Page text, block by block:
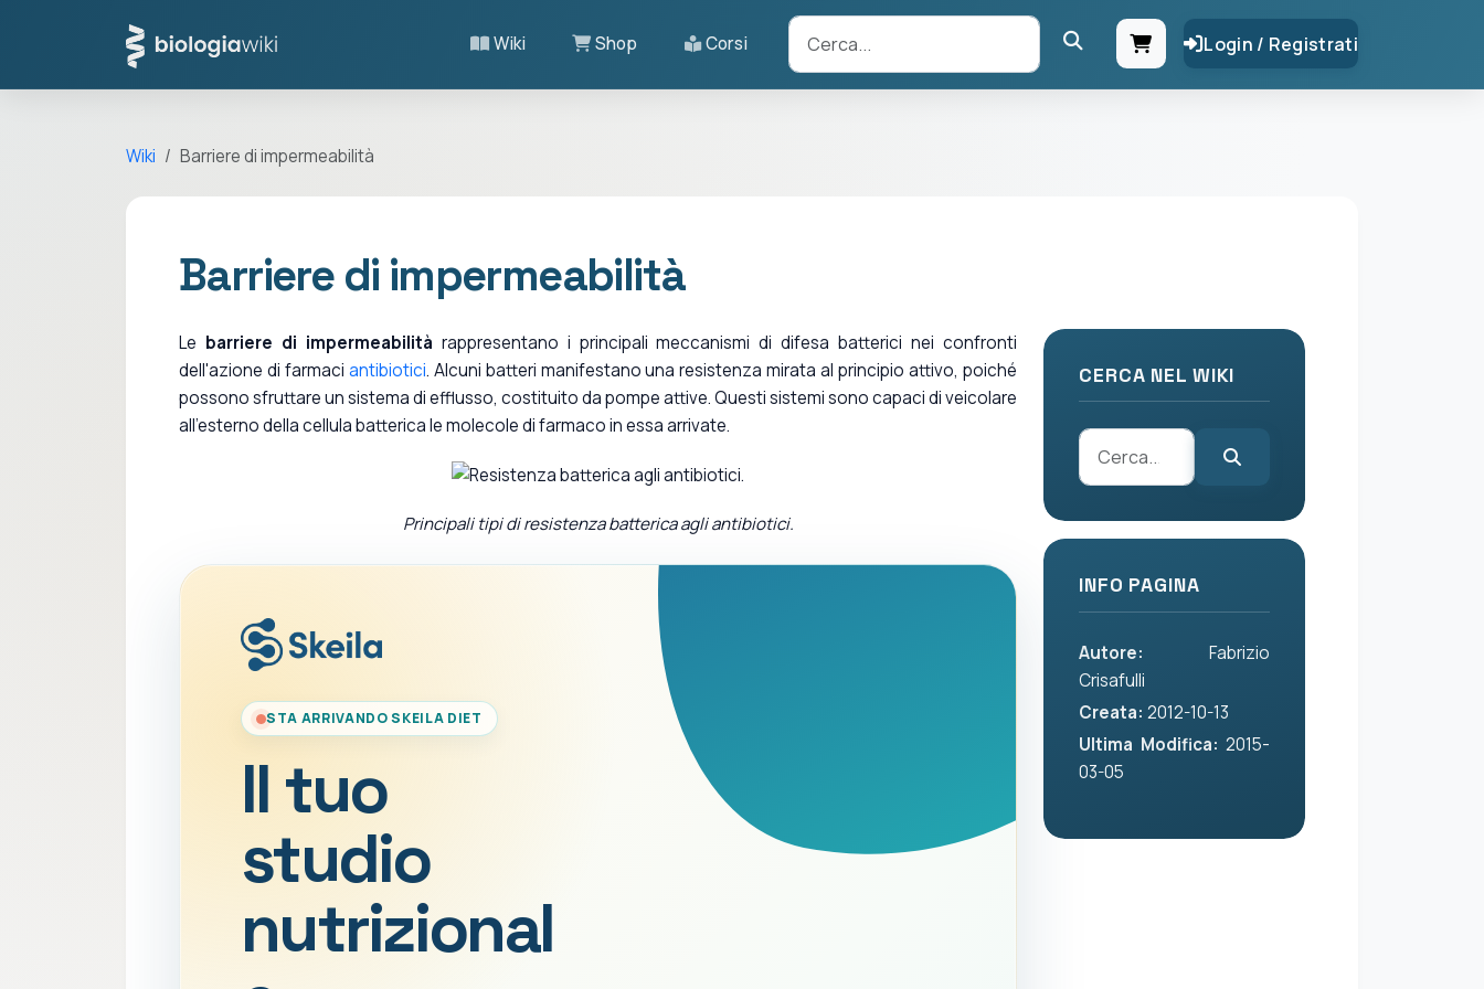
Wiki Shop Corsi Login / Registrati
Wiki Barriere di impermeabilità
Barriere di impermeabilità
Le barriere di impermeabilità rappresentano i principali meccanismi di difesa batterici nei confronti
dell'azione di farmaci antibiotici. Alcuni batteri manifestano una resistenza mirata al principio attivo, poiché
possono sfruttare un sistema di efflusso, costituito da pompe attive. Questi sistemi sono capaci di veicolare
all'esterno della cellula batterica le molecole di farmaco in essa arrivate.
Principali tipi di resistenza batterica agli antibiotici.
STA ARRIVANDO SKEILA DIET
Il tuo
studio
nutrizional
CERCA NEL WIKI
INFO PAGINA
Autore: Fabrizio
Crisafulli
Creata: 2012-10-13
Ultima Modifica: 2015-
03-05